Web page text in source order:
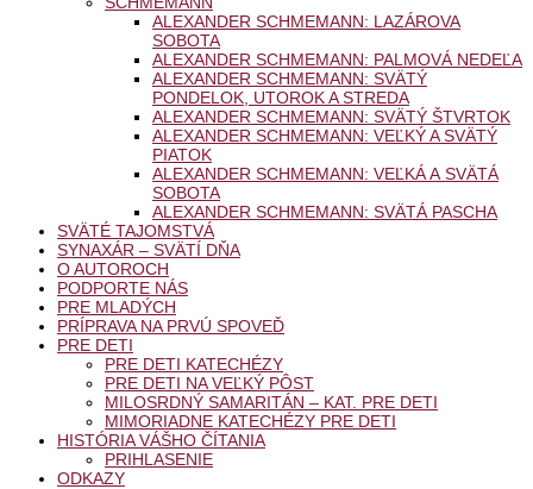
ALEXANDER SCHMEMANN: LAZÁROVA
SOBOTA
ALEXANDER SCHMEMANN: PALMOVÁ NEDEĽA
ALEXANDER SCHMEMANN: SVÄTÝ
PONDELOK, UTOROK A STREDA
ALEXANDER SCHMEMANN: SVÄTÝ ŠTVRTOK
ALEXANDER SCHMEMANN: VEĽKÝ A SVÄTÝ
PIATOK
ALEXANDER SCHMEMANN: VEĽKÁ A SVÄTÁ
SOBOTA
ALEXANDER SCHMEMANN: SVÄTÁ PASCHA
SVÄTÉ TAJOMSTVÁ
SYNAXÁR – SVÄTÍ DŇA
O AUTOROCH
PODPORTE NÁS
PRE MLADÝCH
PRÍPRAVA NA PRVÚ SPOVEĎ
PRE DETI
PRE DETI KATECHÉZY
PRE DETI NA VEĽKÝ PÔST
MILOSRDNÝ SAMARITÁN – KAT. PRE DETI
MIMORIADNE KATECHÉZY PRE DETI
HISTÓRIA VÁŠHO ČÍTANIA
PRIHLASENIE
ODKAZY